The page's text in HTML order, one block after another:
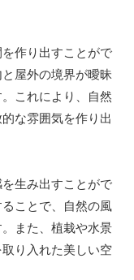
作り出すことがで
屋外の境界が曖昧
これにより、自然
な雰囲気を作り出
生み出すことがで
ことで、自然の風
また、植栽や水景
り入れた美しい空